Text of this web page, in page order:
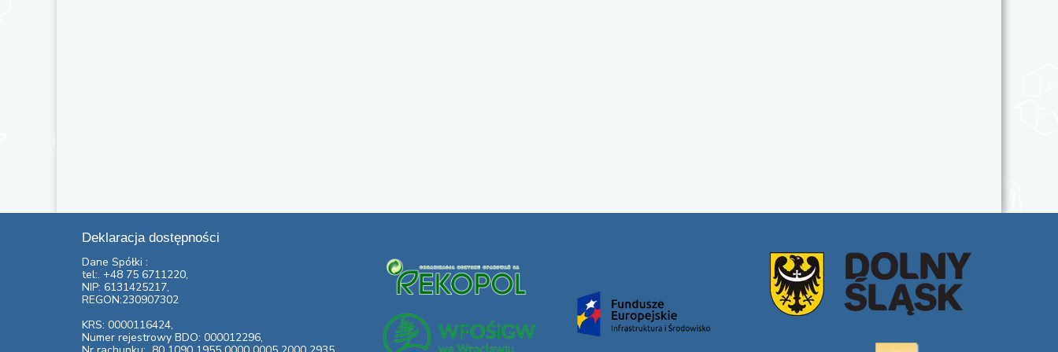
Deklaracja dostępności
Dane Spółki :
tel:. +48 75 6711220,
NIP: 6131425217,
REGON:230907302
KRS: 0000116424,
Numer rejestrowy BDO: 000012296,